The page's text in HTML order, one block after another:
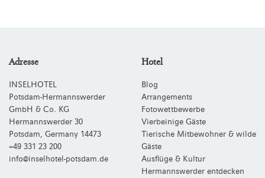
Adresse
INSELHOTEL
Potsdam-Hermannswerder
GmbH & Co. KG
Hermannswerder 30
Potsdam, Germany 14473
+49 331 23 200
info@inselhotel-potsdam.de
Hotel
Blog
Arrangements
Fotowettbewerbe
Vierbeinige Gäste
Tierische Mitbewohner & wilde
Gäste
Ausflüge & Kultur
Hermannswerder entdecken